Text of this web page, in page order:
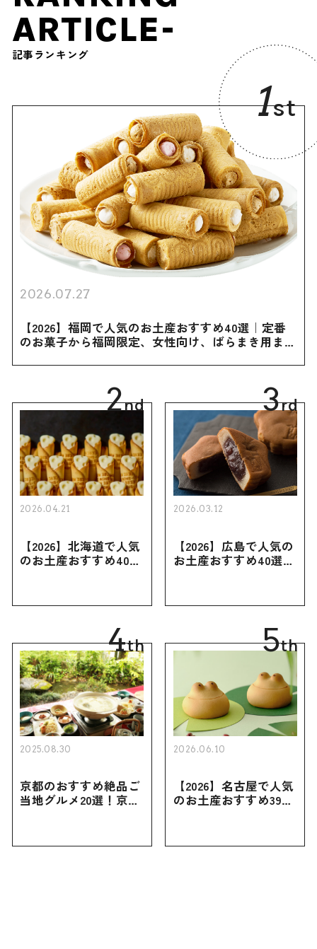
ARTICLE-
記事ランキング
1st
2026.07.27
【2026】福岡で人気のお土産おすすめ40選｜定番
のお菓子から福岡限定、女性向け、ばらまき用まで
2nd
2026.04.21
【2026】北海道で人気
のお土産おすすめ40選
買えない限定品、女性
3rd
2026.03.12
【2026】広島で人気の
お土産おすすめ40選｜
き用、女性向けまで幅
4th
2025.08.30
京都のおすすめ絶品ご
当地グルメ20選！京都
5th
2026.06.10
【2026】名古屋で人気
のお土産おすすめ39選
お土産・ばらまき用ま